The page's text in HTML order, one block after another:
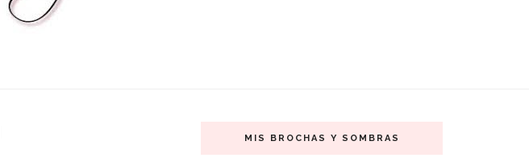
MIS BROCHAS Y SOMBRAS